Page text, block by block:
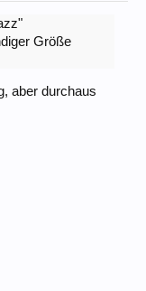
Größe
aber durchaus